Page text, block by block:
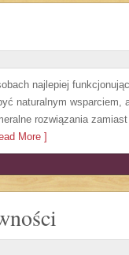
najlepiej
naturalnym wsparciem,
rozwiązania
More ]